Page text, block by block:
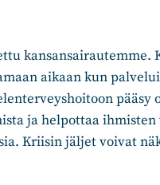
kansansairautemme.
aikaan kun
pääsy
ja helpottaa
Kriisin jäljet voivat